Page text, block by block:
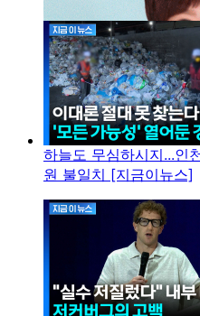
하늘도 무심하시지...인
원 불일치 [지금이뉴스]